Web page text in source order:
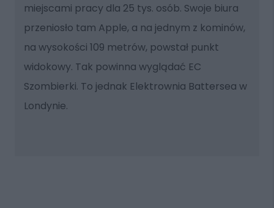
miejscami pracy dla 25 tys. osób. Swoje biura
przeniosło tam Apple, a na jednym z kominów,
na wysokości 109 metrów, powstał punkt
widokowy. Tak powinna wyglądać EC
Szombierki. To jednak Elektrownia Battersea w
Londynie.